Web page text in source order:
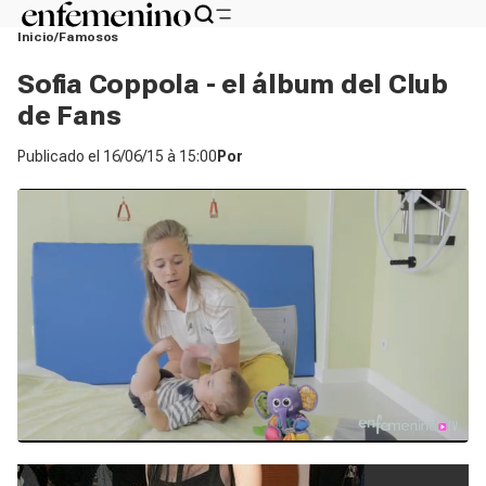
Inicio Famosos
Sofia Coppola - el álbum del Club
de Fans
Publicado el 16/06/15 à 15:00 Por